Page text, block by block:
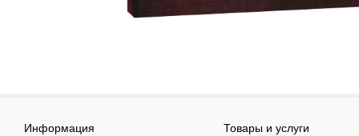
Информация Товары и услуги